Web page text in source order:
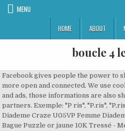
MENU
HOME
ABOUT
boucle 4
Facebook gives people the power to
more open and connected. We use
and ads, those informations are also
partners. Exemple: "P ris", "P.ris",
Diademe Craze U05VP Femme
Bague Puzzle or jaune 10K Tressé -